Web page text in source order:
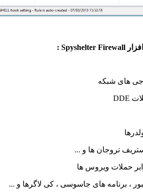
شبکه
ها و ...
ویروس ها
های جاسوسی ، کی لاگرها و ...